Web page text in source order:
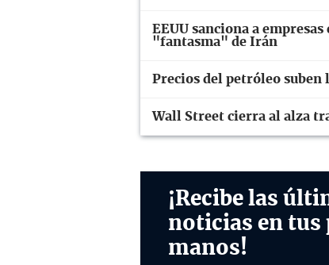
EEUU sanciona a
"fantasma" de Irán
Precios del petróleo suben
Wall Street cierra al alza
¡Recibe las
noticias en tus
manos!